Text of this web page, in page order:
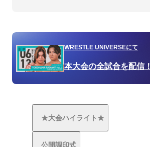
WRESTLE UNIVERSEにて
本大会の全試合を配信！
★大会ハイライト★
公開調印式